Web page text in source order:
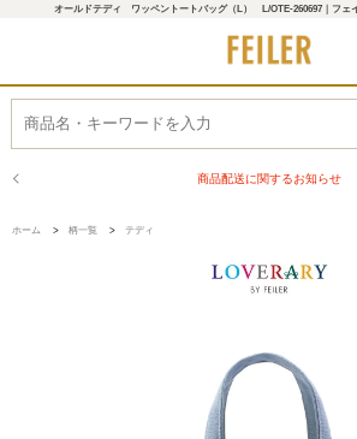
オールドテディ ワッペントートバッグ（L） L/OTE-260697｜フェ
商品配送に関するお知らせ
ホーム > 柄一覧 > テディ